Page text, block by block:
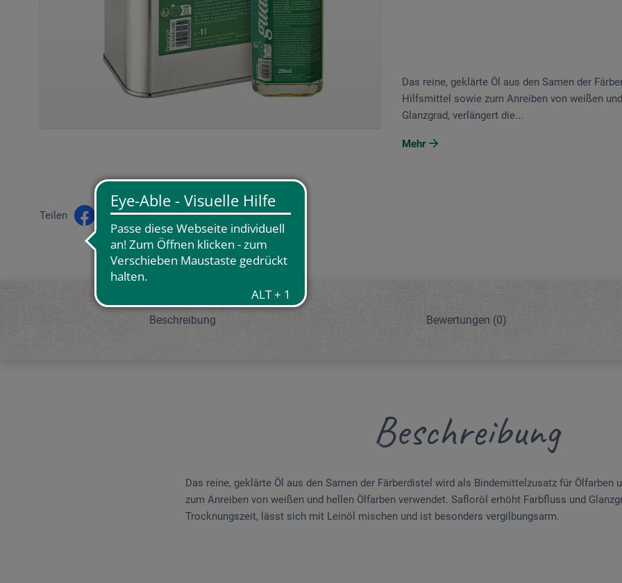
Teilen
Das reine, geklärte Öl aus den Samen der
Hilfsmittel sowie zum Anreiben von weißen
Glanzgrad, verlängert die...
Mehr
Beschreibung Bewertungen (0)
Beschreibung
Das reine, geklärte Öl aus den Samen der Färberdistel wird als Bindemittelzusatz für Ölfarben
zum Anreiben von weißen und hellen Ölfarben verwendet. Safloröl erhöht Farbfluss und
Trocknungszeit, lässt sich mit Leinöl mischen und ist besonders vergilbungsarm.